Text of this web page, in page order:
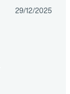
29/12/2025